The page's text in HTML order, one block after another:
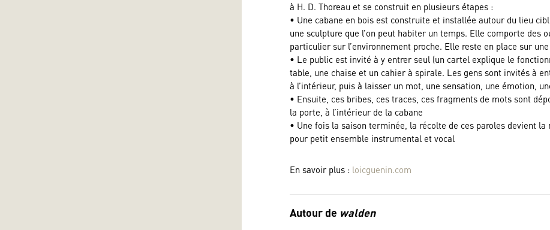
à H. D. Thoreau et se construit en plusieurs étapes :
• Une cabane en bois est construite et installée autour du lieu
une sculpture que l’on peut habiter un temps. Elle comporte des
particulier sur l’environnement proche. Elle reste en place sur
• Le public est invité à y entrer seul (un cartel explique le
table, une chaise et un cahier à spirale. Les gens sont invités à
à l’intérieur, puis à laisser un mot, une sensation, une émotion,
• Ensuite, ces bribes, ces traces, ces fragments de mots sont
la porte, à l’intérieur de la cabane
• Une fois la saison terminée, la récolte de ces paroles devient
pour petit ensemble instrumental et vocal
En savoir plus : loicguenin.com
Autour de walden